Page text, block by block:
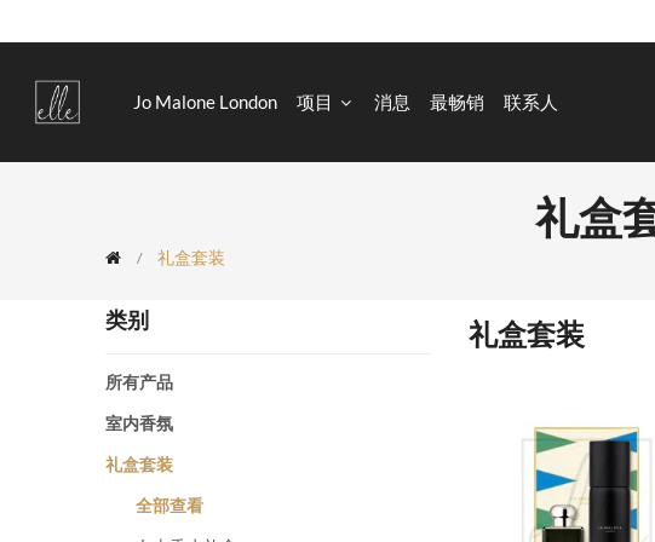
Jo Malone London 项目 消息 最畅销 联系人
礼盒
礼盒套装
类别
所有产品
室内香氛
礼盒套装
全部查看
礼盒套装